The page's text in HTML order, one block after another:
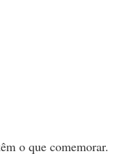
o que comemorar.